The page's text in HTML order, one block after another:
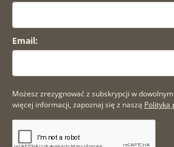
Email:
Możesz zrezygnować z subskrypcji w
więcej informacji, zapoznaj się z naszą Polityką